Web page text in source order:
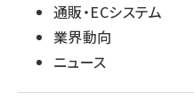
通販・ECシステム
業界動向
ニュース